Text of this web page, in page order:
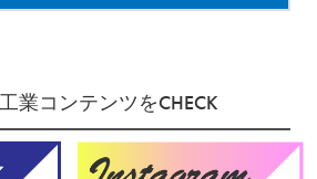
業コンテンツをCHECK